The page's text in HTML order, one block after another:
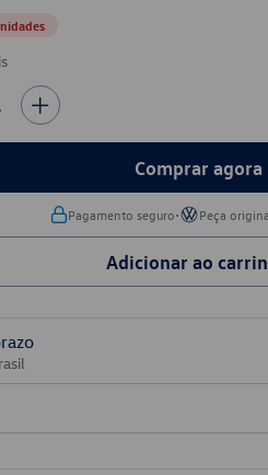
Comprar agora
Pagamento seguro• Peça
Adicionar ao